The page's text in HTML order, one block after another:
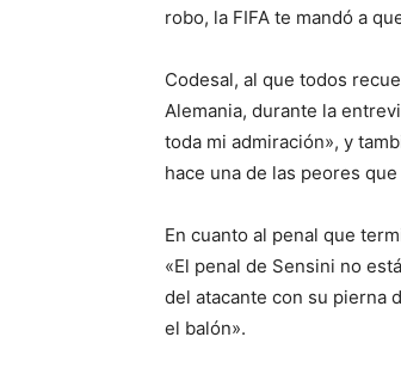
robo, la FIFA te mandó a
Codesal, al que todos
Alemania, durante la
toda mi admiración», y
hace una de las peores
En cuanto al penal que
«El penal de Sensini no
del atacante con su pierna
el balón».